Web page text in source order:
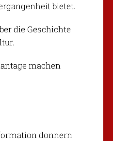
bietet.
die Geschichte
machen
donnern